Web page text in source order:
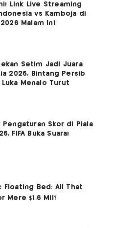
Link Live Streaming
vs Kamboja di
2026 Malam Ini
Setim Jadi Juara
2026, Bintang Persib
Luka Menalo Turut
Pengaturan Skor di Piala
FIFA Buka Suara!